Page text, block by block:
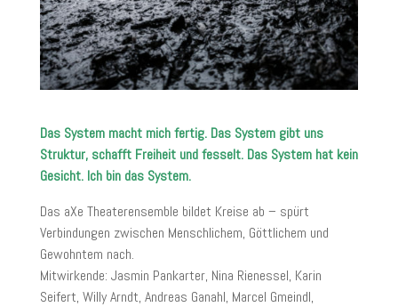
Das System macht mich fertig. Das System gibt uns
Struktur, schafft Freiheit und fesselt. Das System hat kein
Gesicht. Ich bin das System.
Das aXe Theaterensemble bildet Kreise ab – spürt
Verbindungen zwischen Menschlichem, Göttlichem und
Gewohntem nach.
Mitwirkende: Jasmin Pankarter, Nina Rienessel, Karin
Seifert, Willy Arndt, Andreas Ganahl, Marcel Gmeindl,